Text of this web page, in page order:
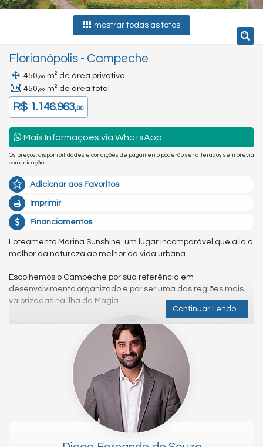
mostrar todas as fotos
Florianópolis - Campeche
450,00 m² de área privativa
450,00 m² de área total
R$ 1.146.963,00
Mais Informações via WhatsApp
Os preços, disponibilidades e condições de pagamento poderão ser alterados sem prévia
comunicação.
Adicionar aos Favoritos
Imprimir
Financiamentos
Loteamento Marina Sunshine: um lugar incomparável que alia o
melhor da natureza ao melhor da vida urbana.
Escolhemos o Campeche por sua referência em
desenvolvimento organizado e por ser uma das regiões mais
valorizadas na Ilha da Magia.
Acreditamos na conexão das pessoas com as ruas, com a
natureza e umas com as outras. Estamos dando vida a um
movimento visionário para o sul da ilha, contribuindo para o
desenvolvimento das cidades com um olhar mais humano e um
convite ao prazer de conviver.
O loteamento possui terrenos destinados ao desenvolvimento
planejado, respeitando os princípios do novo urbanismo. O
zoneamento integra lotes unifamiliares, multifamiliares,
residenciais, comerciais e de serviços, com edificações de 2 a
Continuar Lendo...